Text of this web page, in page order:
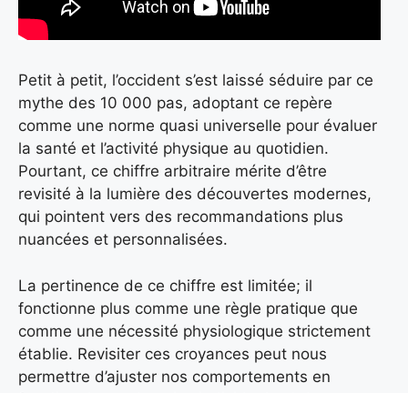
Petit à petit, l’occident s’est laissé séduire par ce
mythe des 10 000 pas, adoptant ce repère
comme une norme quasi universelle pour évaluer
la santé et l’activité physique au quotidien.
Pourtant, ce chiffre arbitraire mérite d’être
revisité à la lumière des découvertes modernes,
qui pointent vers des recommandations plus
nuancées et personnalisées.
La pertinence de ce chiffre est limitée; il
fonctionne plus comme une règle pratique que
comme une nécessité physiologique strictement
établie. Revisiter ces croyances peut nous
permettre d’ajuster nos comportements en